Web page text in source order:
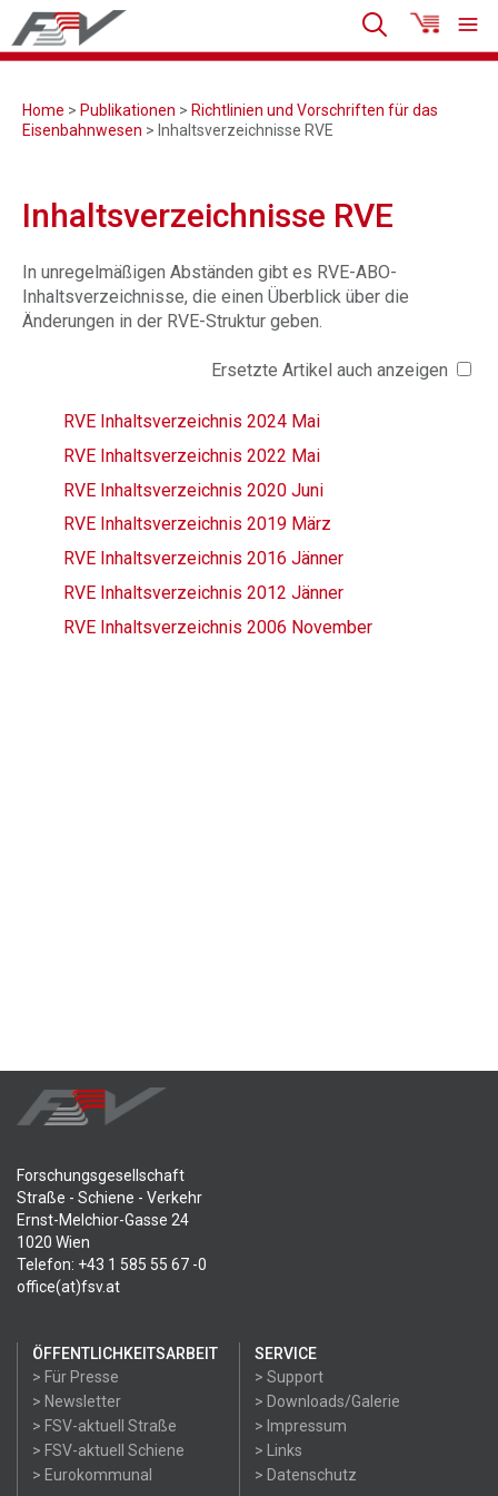
Home > Publikationen > Richtlinien und Vorschriften für das
Eisenbahnwesen > Inhaltsverzeichnisse RVE
Inhaltsverzeichnisse RVE
In unregelmäßigen Abständen gibt es RVE-ABO-
Inhaltsverzeichnisse, die einen Überblick über die
Änderungen in der RVE-Struktur geben.
Ersetzte Artikel auch anzeigen
RVE Inhaltsverzeichnis 2024 Mai
RVE Inhaltsverzeichnis 2022 Mai
RVE Inhaltsverzeichnis 2020 Juni
RVE Inhaltsverzeichnis 2019 März
RVE Inhaltsverzeichnis 2016 Jänner
RVE Inhaltsverzeichnis 2012 Jänner
RVE Inhaltsverzeichnis 2006 November
Forschungsgesellschaft
Straße - Schiene - Verkehr
Ernst-Melchior-Gasse 24
1020 Wien
Telefon: +43 1 585 55 67 -0
office(at)fsv.at
ÖFFENTLICHKEITSARBEIT
> Für Presse
> Newsletter
> FSV-aktuell Straße
> FSV-aktuell Schiene
> Eurokommunal
SERVICE
> Support
> Downloads/Galerie
> Impressum
> Links
> Datenschutz